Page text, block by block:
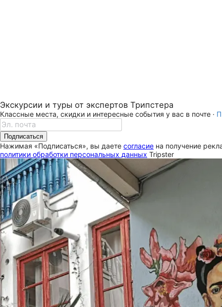
Экскурсии и туры от экспертов Трипстера
Классные места, скидки и интересные события у вас в почте ·
Подписаться
Нажимая «Подписаться», вы даете согласие на получение
политики обработки персональных данных Tripster